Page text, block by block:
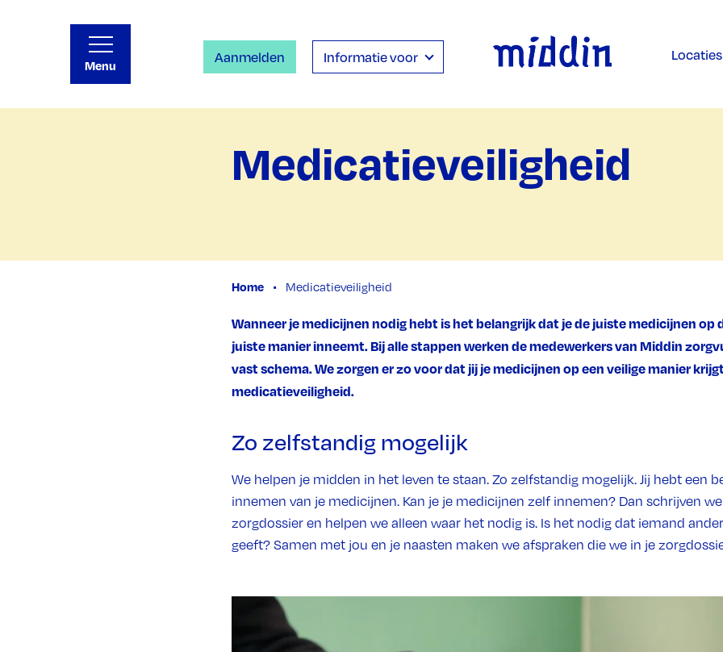
Menu
Aanmelden Informatie voor Locaties
Medicatieveiligheid
Home Medicatieveiligheid
Wanneer je medicijnen nodig hebt is het belangrijk dat je de juiste medicijnen op
juiste manier inneemt. Bij alle stappen werken de medewerkers van Middin
vast schema. We zorgen er zo voor dat jij je medicijnen op een veilige manier
medicatieveiligheid.
Zo zelfstandig mogelijk
We helpen je midden in het leven te staan. Zo zelfstandig mogelijk. Jij hebt een
innemen van je medicijnen. Kan je je medicijnen zelf innemen? Dan schrijven
zorgdossier en helpen we alleen waar het nodig is. Is het nodig dat iemand
geeft? Samen met jou en je naasten maken we afspraken die we in je